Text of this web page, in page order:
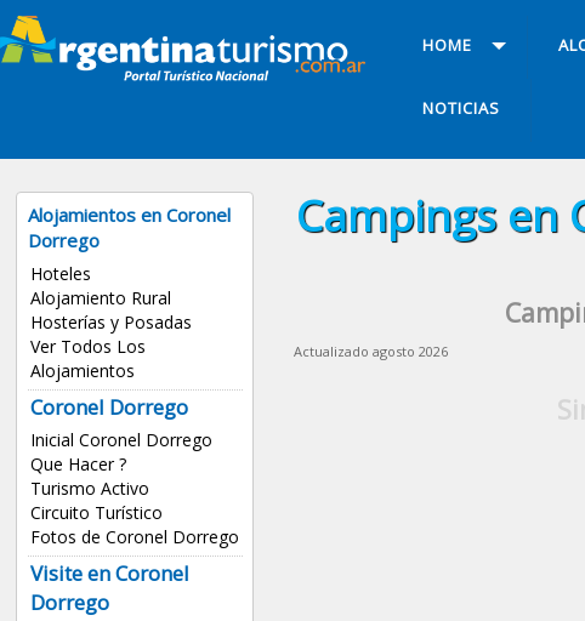
HOME
NOTICIAS
Alojamientos en Coronel
Dorrego
Hoteles
Alojamiento Rural
Hosterías y Posadas
Ver Todos Los
Alojamientos
Coronel Dorrego
Inicial Coronel Dorrego
Que Hacer ?
Turismo Activo
Circuito Turístico
Fotos de Coronel Dorrego
Visite en Coronel
Dorrego
Campings en
Actualizado agosto 2026